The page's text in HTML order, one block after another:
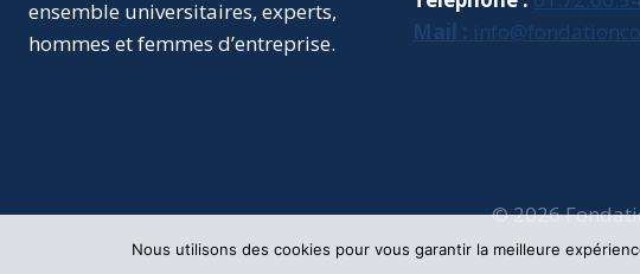
ensemble universitaires, experts,
hommes et femmes d’entreprise.
Mail :
© 2026
Nous utilisons des cookies pour vous garantir la meilleure